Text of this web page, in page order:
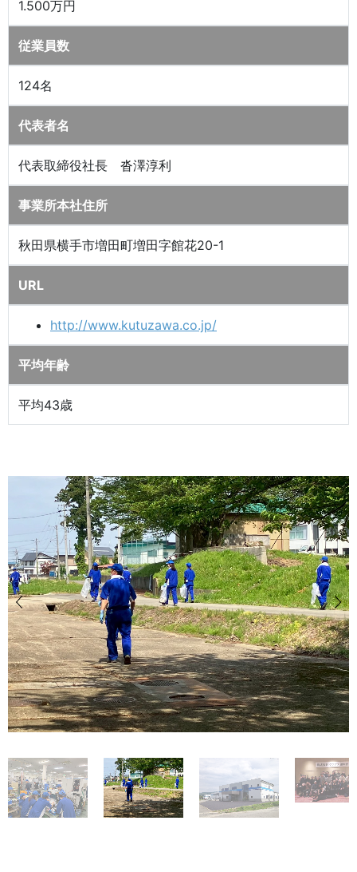
1.500万円
従業員数
124名
代表者名
代表取締役社長 沓澤淳利
事業所本社住所
秋田県横手市増田町増田字館花20-1
URL
http://www.kutuzawa.co.jp/
平均年齢
平均43歳